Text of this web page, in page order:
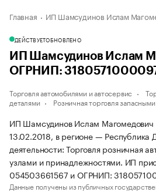
Главная ИП Шамсудинов Ислам
ДЕЙСТВУЕТОБНОВЛЕНО
ИП Шамсудинов Ислам
ОГРНИП:
Торговля автомобилями и автосервис
деталями
Розничная торговля
ИП Шамсудинов Ислам Магомедович
13.02.2018, в регионе — Республика
деятельности: Торговля розничная
узлами и принадлежностями. ИП
054503661567 и ОГРНИП:
Данные получены из публичных